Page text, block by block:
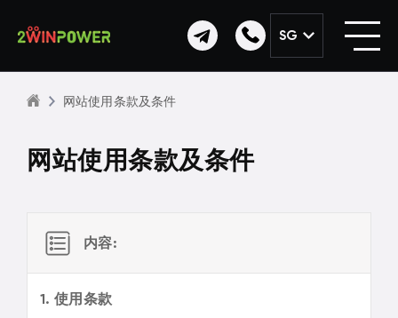
SG
网站使用条款及条件
网站使用条款及条件
内容:
1. 使用条款